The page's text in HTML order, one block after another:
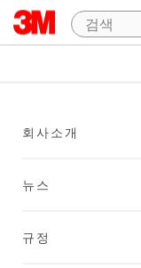
회사소개
뉴스
규정